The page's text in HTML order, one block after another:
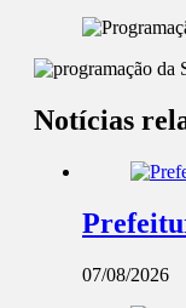
Notícias
07/08/2026